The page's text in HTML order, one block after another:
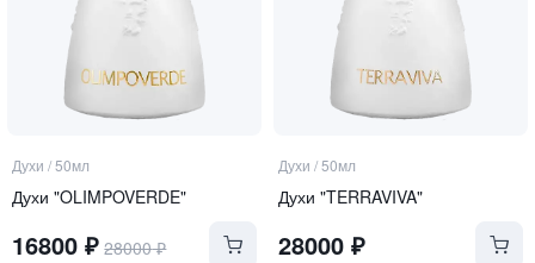
Духи /50мл
Духи "OLIMPOVERDE"
16800 ₽ 28000₽
Духи /50мл
Духи "TERRAVIVA"
28000₽